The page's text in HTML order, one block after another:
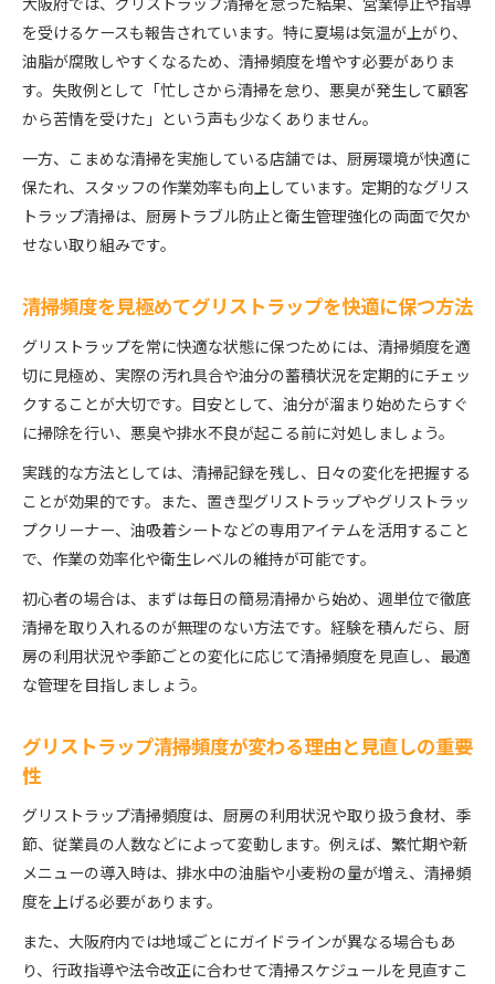
大阪府では、グリストラップ清掃を怠った結果、営業停止や指導
を受けるケースも報告されています。特に夏場は気温が上がり、
油脂が腐敗しやすくなるため、清掃頻度を増やす必要がありま
す。失敗例として「忙しさから清掃を怠り、悪臭が発生して顧客
から苦情を受けた」という声も少なくありません。
一方、こまめな清掃を実施している店舗では、厨房環境が快適に
保たれ、スタッフの作業効率も向上しています。定期的なグリス
トラップ清掃は、厨房トラブル防止と衛生管理強化の両面で欠か
せない取り組みです。
清掃頻度を見極めてグリストラップを快適に保つ方法
グリストラップを常に快適な状態に保つためには、清掃頻度を適
切に見極め、実際の汚れ具合や油分の蓄積状況を定期的にチェッ
クすることが大切です。目安として、油分が溜まり始めたらすぐ
に掃除を行い、悪臭や排水不良が起こる前に対処しましょう。
実践的な方法としては、清掃記録を残し、日々の変化を把握する
ことが効果的です。また、置き型グリストラップやグリストラッ
プクリーナー、油吸着シートなどの専用アイテムを活用すること
で、作業の効率化や衛生レベルの維持が可能です。
初心者の場合は、まずは毎日の簡易清掃から始め、週単位で徹底
清掃を取り入れるのが無理のない方法です。経験を積んだら、厨
房の利用状況や季節ごとの変化に応じて清掃頻度を見直し、最適
な管理を目指しましょう。
グリストラップ清掃頻度が変わる理由と見直しの重要
性
グリストラップ清掃頻度は、厨房の利用状況や取り扱う食材、季
節、従業員の人数などによって変動します。例えば、繁忙期や新
メニューの導入時は、排水中の油脂や小麦粉の量が増え、清掃頻
度を上げる必要があります。
また、大阪府内では地域ごとにガイドラインが異なる場合もあ
り、行政指導や法令改正に合わせて清掃スケジュールを見直すこ